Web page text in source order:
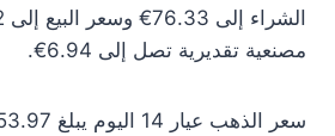
مصنعية تقديرية تصل إلى 6.94€.